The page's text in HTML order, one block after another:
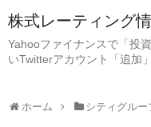
株式レーティング
Yahooファイナンスで「投
いTwitterアカウント「追加
ホーム シティグルー